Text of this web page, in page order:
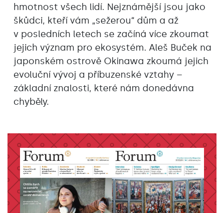
hmotnost všech lidí. Nejznámější jsou jako
škůdci, kteří vám „sežerou“ dům a až
v posledních letech se začíná více zkoumat
jejich význam pro ekosystém. Aleš Buček na
japonském ostrově Okinawa zkoumá jejich
evoluční vývoj a příbuzenské vztahy –
základní znalosti, které nám donedávna
chyběly.